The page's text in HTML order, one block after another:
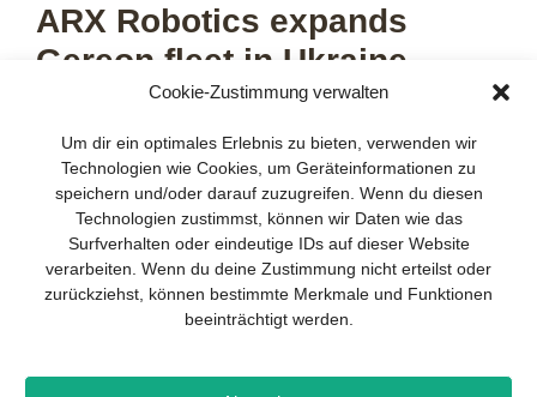
Cookie-Zustimmung verwalten
Um dir ein optimales Erlebnis zu bieten, verwenden wir
Technologien wie Cookies, um Geräteinformationen zu
speichern und/oder darauf zuzugreifen. Wenn du diesen
Technologien zustimmst, können wir Daten wie das
Surfverhalten oder eindeutige IDs auf dieser Website
verarbeiten. Wenn du deine Zustimmung nicht erteilst oder
zurückziehst, können bestimmte Merkmale und Funktionen
beeinträchtigt werden.
ARX Robotics expands
Gereon fleet in Ukraine
Unmanned Ground Vehicles (UGVs) have proven to be an
leading providers in this more…
Imprint Privacy policy Contact Drones+ Magazine
X
Your guide to success
Developing and implementing a
sustainable business model is essential
for any company. The Business Model
Canvas helps to stay focused on the
essentials and keep in mind what really
matters.